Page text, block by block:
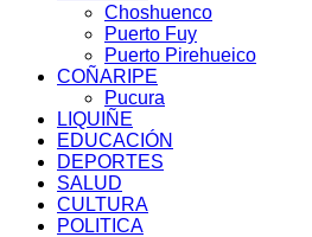
Choshuenco
Puerto Fuy
Puerto Pirehueico
COÑARIPE
Pucura
LIQUIÑE
EDUCACIÓN
DEPORTES
SALUD
CULTURA
POLITICA